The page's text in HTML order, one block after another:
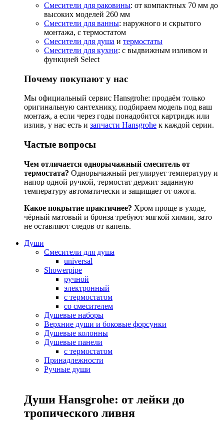
Смесители для раковины: от компактных 70 мм до
высоких моделей 260 мм
Смесители для ванны: наружного и скрытого
монтажа, с термостатом
Смесители для душа и термостаты
Смесители для кухни: с выдвижным изливом и
функцией Select
Почему покупают у нас
Мы официальный сервис Hansgrohe: продаём только
оригинальную сантехнику, подбираем модель под ваш
монтаж, а если через годы понадобится картридж или
излив, у нас есть и запчасти Hansgrohe к каждой серии.
Частые вопросы
Чем отличается однорычажный смеситель от
термостата? Однорычажный регулирует температуру и
напор одной ручкой, термостат держит заданную
температуру автоматически и защищает от ожога.
Какое покрытие практичнее? Хром проще в уходе,
чёрный матовый и бронза требуют мягкой химии, зато
не оставляют следов от капель.
Души
Смесители для душа
universal
Showerpipe
ручной
электронный
с термостатом
со смесителем
Душевые наборы
Верхние души и боковые форсунки
Душевые колонны
Душевые панели
с термостатом
Принадлежности
Ручные души
Души Hansgrohe: от лейки до
тропического ливня